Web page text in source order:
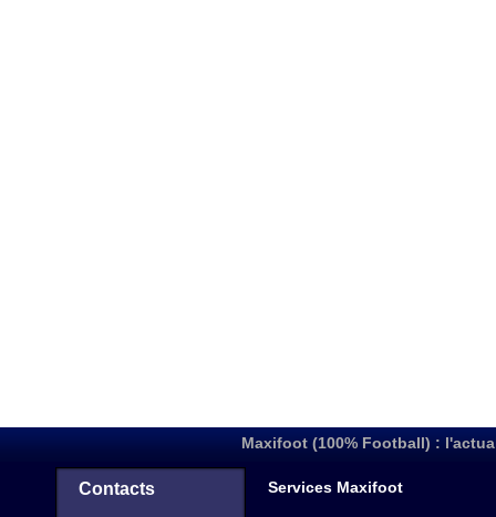
Maxifoot (100% Football) :
Contacts Services Maxifoot